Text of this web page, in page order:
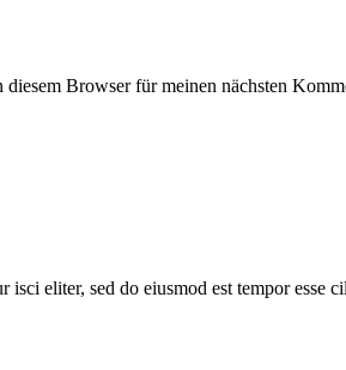
Browser für meinen nächsten
isci eliter, sed do eiusmod est tempor esse